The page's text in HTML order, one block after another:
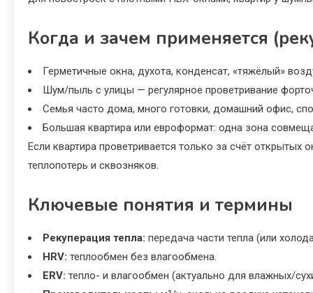
Когда и зачем применяется
Герметичные окна, духота, конденсат, «тяжёлый»
Шум/пыль с улицы — регулярное проветривание
Семья часто дома, много готовки, домашний офис,
Большая квартира или евроформат: одна зона
Если квартира проветривается только за счёт открытых
теплопотерь и сквозняков.
Ключевые понятия и термины
Рекуперация тепла: передача части тепла (или
HRV: теплообмен без влагообмена.
ERV: тепло- и влагообмен (актуально для влажных/